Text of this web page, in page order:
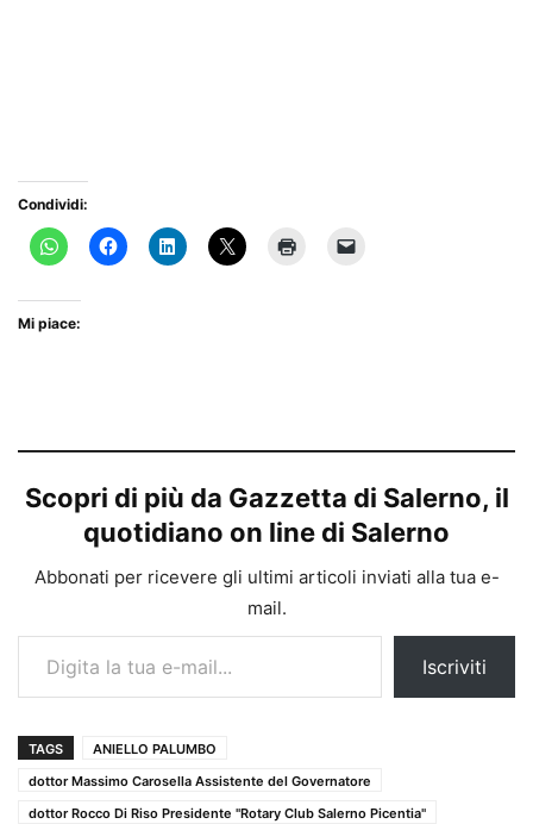
Condividi:
Mi piace:
Scopri di più da Gazzetta di Salerno, il
quotidiano on line di Salerno
Abbonati per ricevere gli ultimi articoli inviati alla tua e-
mail.
Digita la tua e-mail...
Iscriviti
TAGS
ANIELLO PALUMBO
dottor Massimo Carosella Assistente del Governatore
dottor Rocco Di Riso Presidente "Rotary Club Salerno Picentia"